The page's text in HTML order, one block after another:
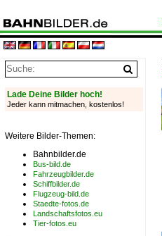
Lade Deine Bilder hoch!
Jeder kann mitmachen, kostenlos!
Weitere Bilder-Themen:
Bahnbilder.de
Bus-bild.de
Fahrzeugbilder.de
Schiffbilder.de
Flugzeug-bild.de
Staedte-fotos.de
Landschaftsfotos.eu
Tier-fotos.eu